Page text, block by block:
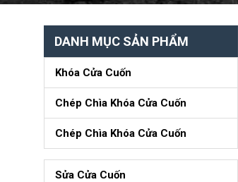
DANH MỤC SẢN PHẨM
Khóa Cửa Cuốn
Chép Chìa Khóa Cửa Cuốn
Chép Chìa Khóa Cửa Cuốn
Sửa Cửa Cuốn